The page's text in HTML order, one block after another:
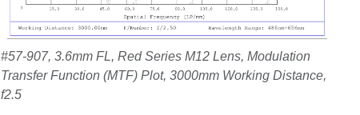
#57-907, 3.6mm FL, Red Series M12 Lens, Modulation
Transfer Function (MTF) Plot, 3000mm Working Distance,
f2.5